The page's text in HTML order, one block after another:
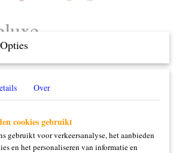
Over
cookies gebruikt
gebruikt voor verkeersanalyse, het aanbieden
en het personaliseren van informatie en